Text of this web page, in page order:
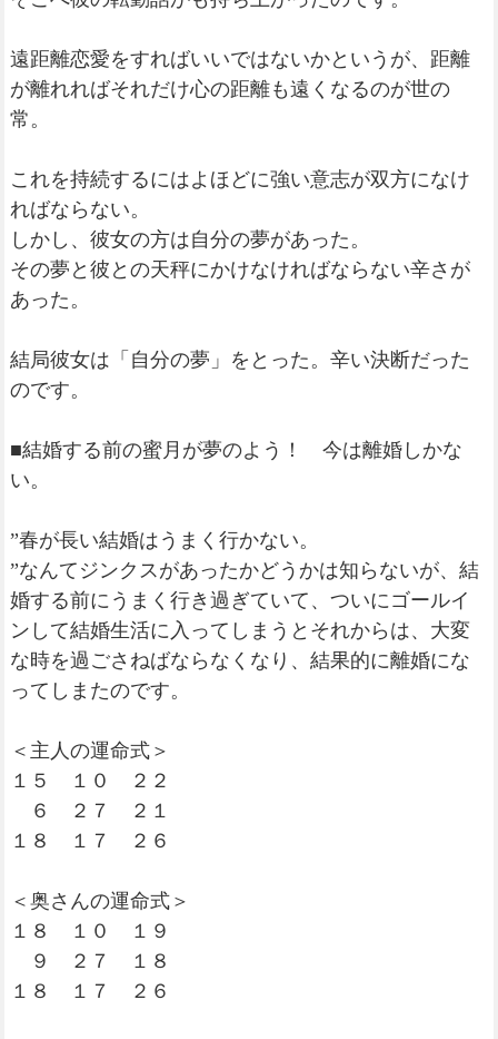
遠距離恋愛をすればいいではないかというが、距離
が離れればそれだけ心の距離も遠くなるのが世の
常。
これを持続するにはよほどに強い意志が双方になけ
ればならない。
しかし、彼女の方は自分の夢があった。
その夢と彼との天秤にかけなければならない辛さが
あった。
結局彼女は「自分の夢」をとった。辛い決断だった
のです。
■結婚する前の蜜月が夢のよう！ 今は離婚しかな
い。
”春が長い結婚はうまく行かない。
”なんてジンクスがあったかどうかは知らないが、結
婚する前にうまく行き過ぎていて、ついにゴールイ
ンして結婚生活に入ってしまうとそれからは、大変
な時を過ごさねばならなくなり、結果的に離婚にな
ってしまたのです。
＜主人の運命式＞
１５ １０ ２２
６ ２７ ２１
１８ １７ ２６
＜奥さんの運命式＞
１８ １０ １９
９ ２７ １８
１８ １７ ２６